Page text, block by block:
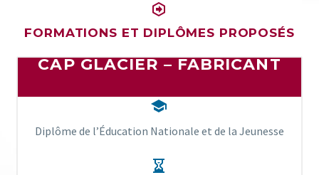


FORMATIONS ET DIPLÔMES PROPOSÉS
CAP GLACIER – FABRICANT


Diplôme de l’Éducation Nationale et de la Jeunesse

